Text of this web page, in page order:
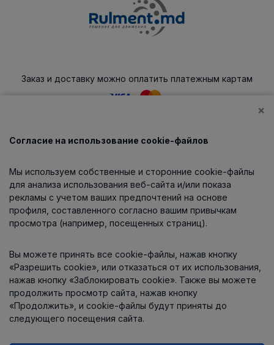
Заказ и доставку можно оплатить платежным картам
Каталог
О компании
Информация
Контакты
×
Согласие на использование cookie-файлов
Мы используем собственные и сторонние cookie-файлы
для анализа использования веб-сайта и/или показа
рекламы с учетом ваших предпочтений на основе
профиля, составленного согласно вашим привычкам
просмотра (например, посещенных страниц).
Вы можете принять все cookie-файлы, нажав кнопку
«Разрешить cookie», или отказаться от их использования,
нажав кнопку «Заблокировать cookie». Также вы можете
продолжить просмотр сайта, нажав кнопку
«Продолжить», и cookie-файлы будут приняты до
следующего посещения сайта.